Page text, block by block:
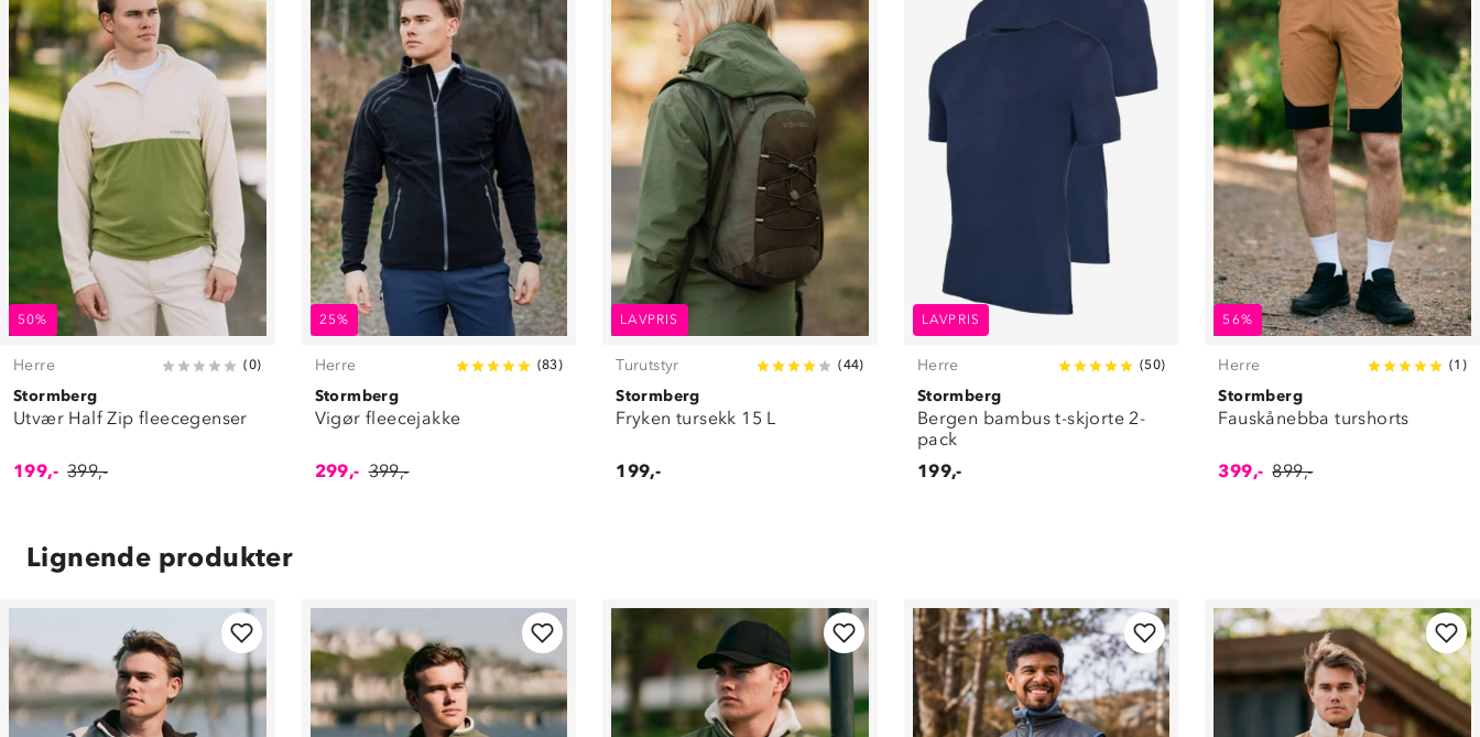
50%
Herre (0)
Stormberg
Utvær Half Zip fleecegenser
199,- 399,-
25%
Herre (83)
Stormberg
Vigør fleecejakke
299,- 399,-
LAVPRIS
Turutstyr (44)
Stormberg
Fryken tursekk 15 L
199,-
LAVPRIS
Herre (50)
Stormberg
Bergen bambus t-skjorte 2-
pack
199,-
56%
Herre (1 )
Stormberg
Fauskånebba turshorts
399,- 899,-
Lignende produkter